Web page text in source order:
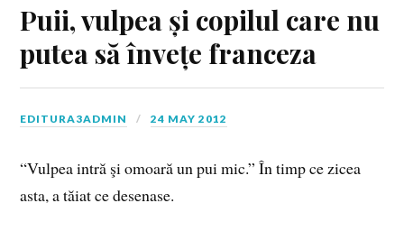
Puii, vulpea și copilul care nu
putea să învețe franceza
EDITURA3ADMIN 24 MAY 2012
“Vulpea intră şi omoară un pui mic.” În timp ce zicea
asta, a tăiat ce desenase.